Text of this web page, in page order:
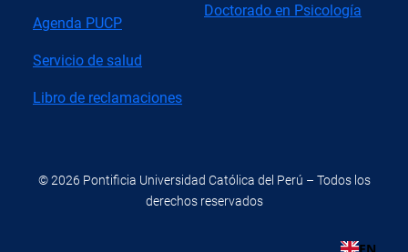
Agenda PUCP
Servicio de salud
Libro de reclamaciones
Doctorado en Psicología
© 2026 Pontificia Universidad Católica del Perú – Todos los
derechos reservados
EN